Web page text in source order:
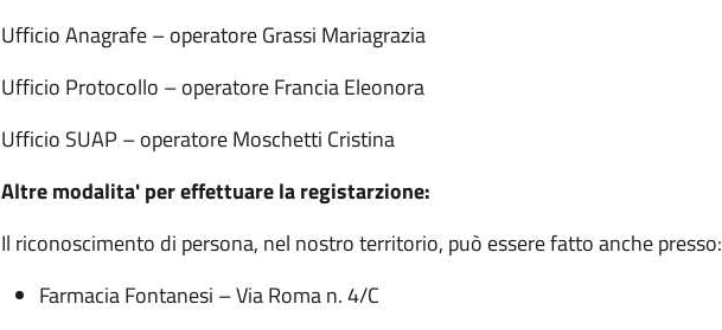
Ufficio Anagrafe – operatore Grassi Mariagrazia
Ufficio Protocollo – operatore Francia Eleonora
Ufficio SUAP – operatore Moschetti Cristina
Altre modalita' per effettuare la registarzione:
Il riconoscimento di persona, nel nostro territorio, può essere fatto anche presso:
Farmacia Fontanesi – Via Roma n. 4/C